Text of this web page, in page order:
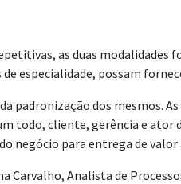
as duas
especialidade, possam
padronização dos
todo, cliente, gerência e
negócio para entrega de
Carvalho, Analista de